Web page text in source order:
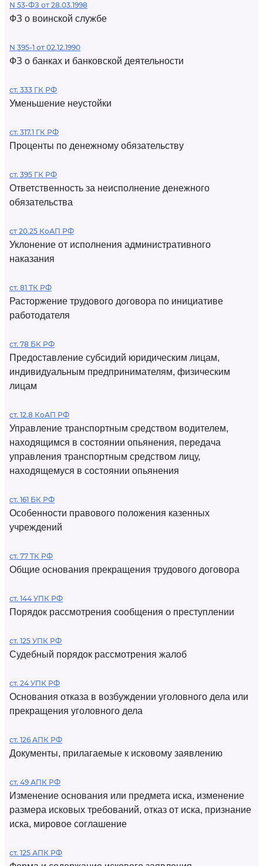
N 53-ФЗ от 28.03.1998
ФЗ о воинской службе
N 395-1 от 02.12.1990
ФЗ о банках и банковской деятельности
ст. 333 ГК РФ
Уменьшение неустойки
ст. 317.1 ГК РФ
Проценты по денежному обязательству
ст. 395 ГК РФ
Ответственность за неисполнение денежного
обязательства
ст 20.25 КоАП РФ
Уклонение от исполнения административного
наказания
ст. 81 ТК РФ
Расторжение трудового договора по инициативе
работодателя
ст. 78 БК РФ
Предоставление субсидий юридическим лицам,
индивидуальным предпринимателям, физическим
лицам
ст. 12.8 КоАП РФ
Управление транспортным средством водителем,
находящимся в состоянии опьянения, передача
управления транспортным средством лицу,
находящемуся в состоянии опьянения
ст. 161 БК РФ
Особенности правового положения казенных
учреждений
ст. 77 ТК РФ
Общие основания прекращения трудового договора
ст. 144 УПК РФ
Порядок рассмотрения сообщения о преступлении
ст. 125 УПК РФ
Судебный порядок рассмотрения жалоб
ст. 24 УПК РФ
Основания отказа в возбуждении уголовного дела или
прекращения уголовного дела
ст. 126 АПК РФ
Документы, прилагаемые к исковому заявлению
ст. 49 АПК РФ
Изменение основания или предмета иска, изменение
размера исковых требований, отказ от иска, признание
иска, мировое соглашение
ст. 125 АПК РФ